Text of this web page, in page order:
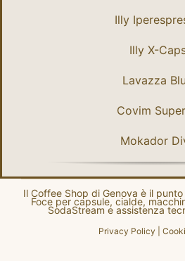
Illy
Illy X-
Lavazza
Covim
Mokador
Il Coffee Shop di Genova è il
Foce per capsule, cialde,
SodaStream e assistenza
Privacy Policy